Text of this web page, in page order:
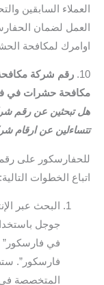
العملاء السابقين
العمل لضمان
اوامرك لمكافحة
10. رقم شركة
مكافحة حشرات في
هل تبحثين عن رقم
تتساءلين عن ارقام
للحفارسكور على
اتباع الخطوات التالية:
البحث عبر
جوجل
في
فارسكور”.
المتخصصة